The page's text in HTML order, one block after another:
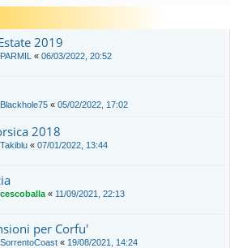
2019
PARMIL « 06/03/2022, 20:52
Blackhole75 « 05/02/2022, 17:02
2018
Takiblu « 07/01/2022, 13:44
cescoballa « 11/09/2021, 22:13
per Corfu'
SorrentoCoast « 19/08/2021, 14:24